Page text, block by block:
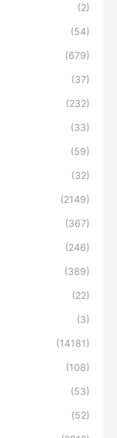
(2)
(54)
(679)
(37)
(232)
(33)
(59)
(32)
(2149)
(367)
(246)
(389)
(22)
(3)
(14181)
(108)
(53)
(52)